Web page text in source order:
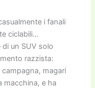
i fanali
ciclabili…
un SUV solo
razzista:
magari
macchina, e ha